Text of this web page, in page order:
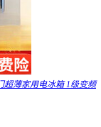
超薄家用电冰箱 1级变频